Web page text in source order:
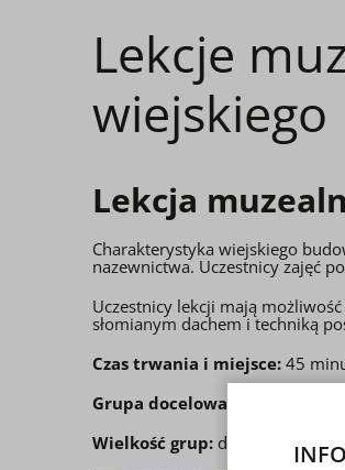
Lekcje
wiejskiego
Lekcja
Charakterystyka wiejskiego
nazewnictwa. Uczestnicy zajęć
Uczestnicy lekcji mają
słomianym dachem i techniką
Czas trwania i miejsce: 45
Grupa docelowa:
Wielkość grup: do 25 osób.